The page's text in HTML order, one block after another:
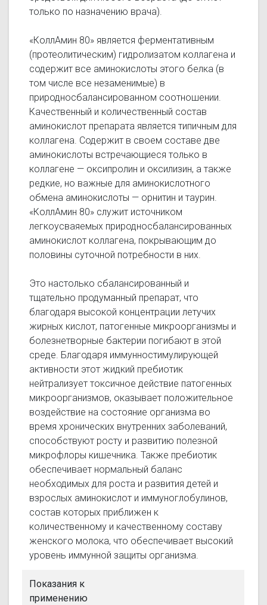
только по назначению врача).
«КоллАмин 80» является ферментативным
(протеолитическим) гидролизатом коллагена и
содержит все аминокислоты этого белка (в
том числе все незаменимые) в
природносбалансированном соотношении.
Качественный и количественный состав
аминокислот препарата является типичным для
коллагена. Содержит в своем составе две
аминокислоты встречающиеся только в
коллагене — оксипролин и оксилизин, а также
редкие, но важные для аминокислотного
обмена аминокислоты — орнитин и таурин.
«КоллАмин 80» служит источником
легкоусваяемых природносбалансированных
аминокислот коллагена, покрывающим до
половины суточной потребности в них.
Это настолько сбалансированный и
тщательно продуманный препарат, что
благодаря высокой концентрации летучих
жирных кислот, патогенные микроорганизмы и
болезнетворные бактерии погибают в этой
среде. Благодаря иммунностимулирующей
активности этот жидкий пребиотик
нейтрализует токсичное действие патогенных
микроорганизмов, оказывает положительное
воздействие на состояние организма во
время хронических внутренних заболеваний,
способствуют росту и развитию полезной
микрофлоры кишечника. Также пребиотик
обеспечивает нормальный баланс
необходимых для роста и развития детей и
взрослых аминокислот и иммуноглобулинов,
состав которых приближен к
количественному и качественному составу
женского молока, что обеспечивает высокий
уровень иммунной защиты организма.
Показания к
применению